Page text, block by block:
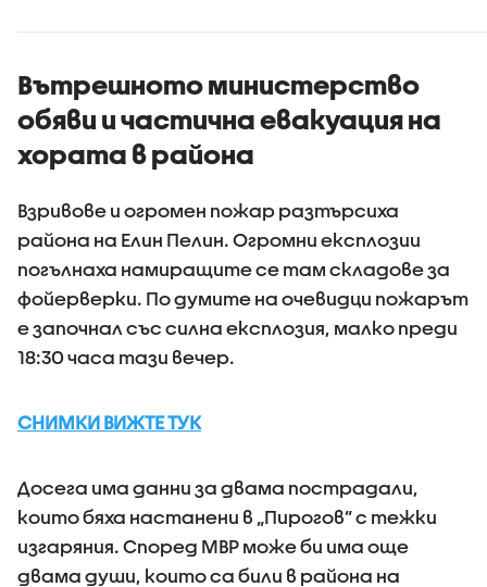
хеликоптера
Тръмп и
Вътрешното министерство
обяви и частична евакуация на
хората в района
Взривове и огромен пожар разтърсиха
района на Елин Пелин. Огромни експлозии
погълнаха намиращите се там складове за
фойерверки. По думите на очевидци пожарът
е започнал със силна експлозия, малко преди
18:30 часа тази вечер.
СНИМКИ ВИЖТЕ ТУК
Досега има данни за двама пострадали,
които бяха настанени в „Пирогов” с тежки
изгаряния. Според МВР може би има още
двама души, които са били в района на